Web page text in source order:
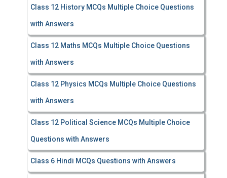
Class 12 History MCQs Multiple Choice Questions
with Answers
Class 12 Maths MCQs Multiple Choice Questions
with Answers
Class 12 Physics MCQs Multiple Choice Questions
with Answers
Class 12 Political Science MCQs Multiple Choice
Questions with Answers
Class 6 Hindi MCQs Questions with Answers